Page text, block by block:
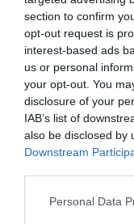
section to confirm
opt-out request is
interest-based ads
us or personal
your opt-out. You
disclosure of your
IAB’s list of
also be disclosed by
Downstream
Please note that
Personal Data
αντεπίθεση και
περιοχή αλλά δεν
Το πρέσινγκ της
πιο συχνά στα
των Ραντόνια και
ωστόσο, στα
δεξιά, σε